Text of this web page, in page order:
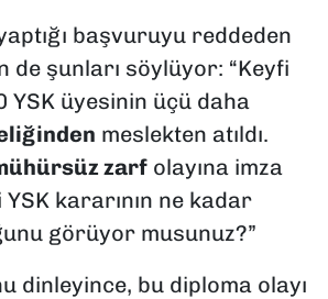
başvuruyu reddeden
de şunları söylüyor: “Keyfi
üyesinin üçü daha
meslekten atıldı.
zarfolayına imza
YSK kararının ne kadar
görüyor musunuz?”
dinleyince, bu diploma olayı